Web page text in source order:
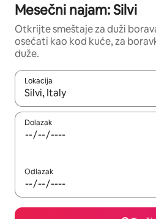
Mesečni najam: Silvi
Otkrijte smeštaje za duži
osećati kao kod kuće, za
duže.
Lokacija
Kad su rezultati dostupni,
Dolazak
Odlazak